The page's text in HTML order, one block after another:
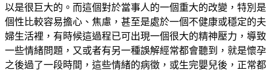
以是很巨大的。而這個對於當事人的一個重大的改變，特別是
個性比較容易擔心、焦慮，甚至是處於一個不健康或穩定的夫
婦生活裡，有時候這過程已可出現一個很大的精神壓力，導致
一些情緒問題，又或者有另一種誤解經常都會聽到，就是懷孕
之後過了一段時間，這些情緒的病徵，或生完嬰兒後，正常都